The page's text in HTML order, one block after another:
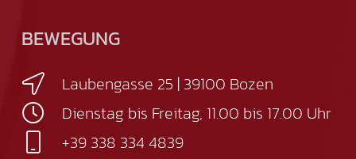
BEWEGUNG
Laubengasse 25 | 39100 Bozen
Dienstag bis Freitag, 11.00 bis 17.00 Uhr
+39 338 334 4839